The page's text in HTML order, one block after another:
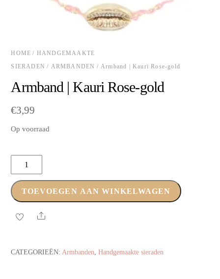
HOME / HANDGEMAAKTE
SIERADEN / ARMBANDEN / Armband | Kauri Rose-gold
Armband | Kauri Rose-gold
€3,99
Op voorraad
Armband
|
Kauri
Rose-
gold
TOEVOEGEN AAN WINKELWAGEN
Share
CATEGORIEËN:Armbanden,Handgemaakte sieraden